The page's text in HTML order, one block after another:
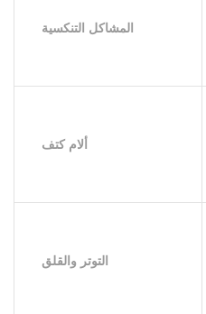
المشاكل التنكسية
ألام كتف
التوتر والقلق